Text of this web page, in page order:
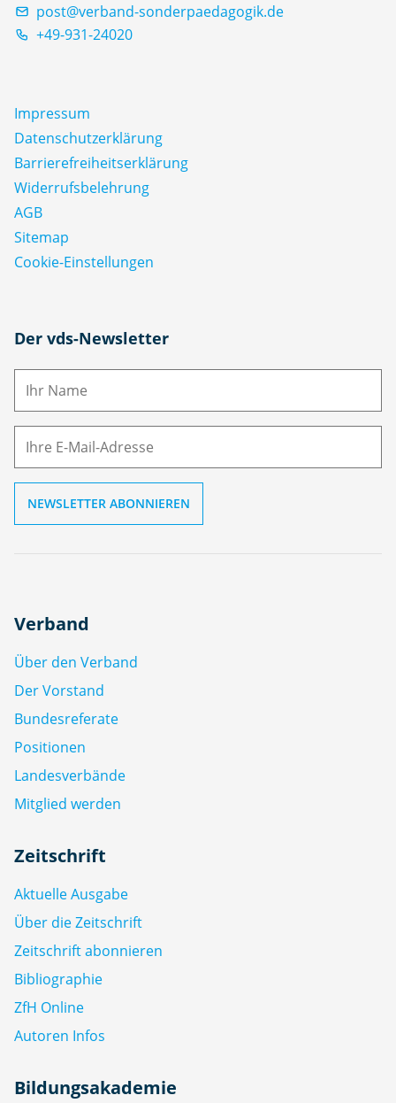
post@verband-sonderpaedagogik.de
+49-931-24020
Impressum
Datenschutz­erklärung
Barrierefreiheitserklärung
Widerrufsbelehrung
AGB
Sitemap
Cookie-Einstellungen
Der vds-Newsletter
N
M
Verband
Über den Verband
Der Vorstand
Bundesreferate
Positionen
Landesverbände
Mitglied werden
Zeitschrift
Aktuelle Ausgabe
Über die Zeitschrift
Zeitschrift abonnieren
Bibliographie
ZfH Online
Autoren Infos
Bildungsakademie